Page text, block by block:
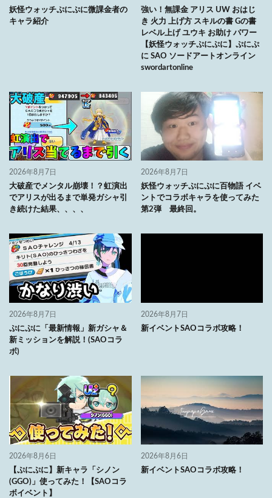
妖怪ウォッチぷにぷに微課金者の
キャラ紹介
強い！無課金 アリス UW おはじ
き 火力 上げ方 スキルの書 Gの書
レベル上げ ユウキ お助け パワー
【妖怪ウォッチぷにぷに】ぷにぷ
に SAO ソードアートオンライン
swordartonline
2026年8月7日
大破産でメンタル崩壊！？虹演出
でアリスが出るまで単発ガシャ引
き続けた結果、、、、
2026年8月7日
妖怪ウォッチぷにぷに百物語 イベ
ントでコラボキャラを使ってみた
第2弾 最終回。
2026年8月7日
ぷにぷに「最新情報」新ガシャ＆
新ミッションを解説！(SAOコラ
ボ)
2026年8月7日
新イベントSAOコラボ攻略！
2026年8月6日
【ぷにぷに】新キャラ「シノン
(GGO)」使ってみた！【SAOコラ
ボイベント】
2026年8月6日
新イベントSAOコラボ攻略！